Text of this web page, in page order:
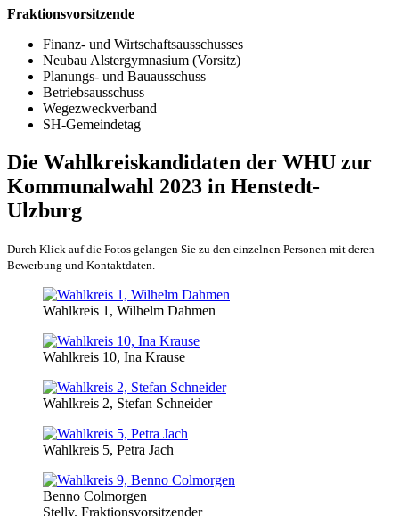
Fraktionsvorsitzende
Finanz- und Wirtschaftsausschusses
Neubau Alstergymnasium (Vorsitz)
Planungs- und Bauausschuss
Betriebsausschuss
Wegezweckverband
SH-Gemeindetag
Die Wahlkreiskandidaten der WHU zur
Kommunalwahl 2023 in Henstedt-
Ulzburg
Durch Klick auf die Fotos gelangen Sie zu den einzelnen Personen mit deren
Bewerbung und Kontaktdaten.
Wahlkreis 1, Wilhelm Dahmen
Wahlkreis 10, Ina Krause
Wahlkreis 2, Stefan Schneider
Wahlkreis 5, Petra Jach
Benno Colmorgen
Stellv. Fraktionsvorsitzender